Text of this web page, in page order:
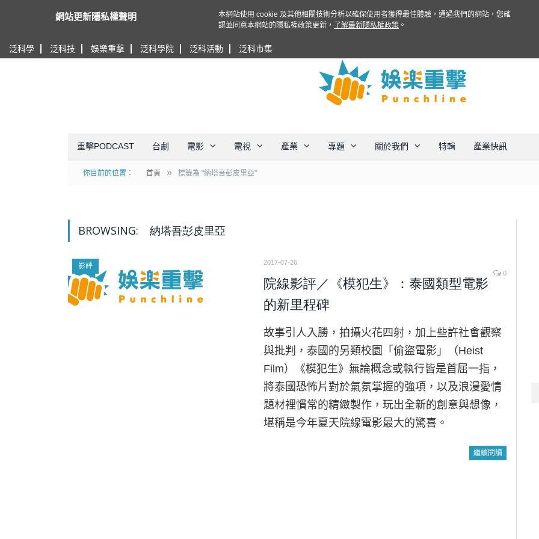
泛科學 泛科技 娛樂重擊 泛科學院 泛科活動 泛科市集
重擊PODCAST 台劇 電影 電視 產業 專題 關於我們 特輯 產業快訊
你目前的位置： 首頁 » 標籤為 "納塔吾彭皮里亞"
BROWSING: 納塔吾彭皮里亞
影評
2017-07-26
0
院線影評／《模犯生》：泰國類型電影
的新里程碑
故事引人入勝，拍攝火花四射，加上些許社會觀察
與批判，泰國的另類校園「偷盜電影」（Heist
Film）《模犯生》無論概念或執行皆是首屈一指，
將泰國恐怖片對於氣氛掌握的強項，以及浪漫愛情
題材裡慣常的精緻製作，玩出全新的創意與想像，
堪稱是今年夏天院線電影最大的驚喜。
繼續閱讀
網站更新隱私權聲明
本網站使用 cookie 及其他相關技術分析以確保使用者獲得最佳體驗，通過我們的網站，您確
認並同意本網站的隱私權政策更新，
了解最新隱私權政策 。